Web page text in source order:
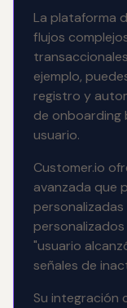
La plataforma
flujos
ejemplo,
registro y
de onboarding
usuario.
Customer.io
avanzada que
"usuario
señales de
Su integración